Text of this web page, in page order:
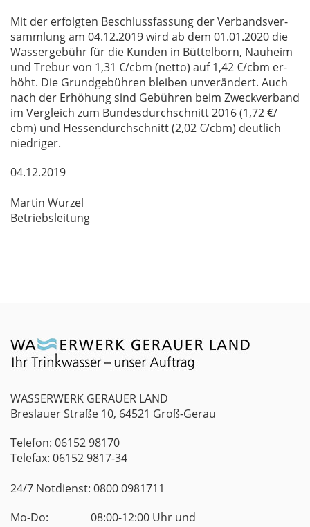
Mit der er­folg­ten Be­schluss­fas­sung der Ver­bands­ver­
samm­lung am 04.12.2019 wird ab dem 01.01.2020 die
Was­ser­ge­bühr für die Kun­den in Büt­tel­born, Nau­heim
und Tre­bur von 1,31 €/​cbm (net­to) auf 1,42 €/​cbm er­
höht. Die Grund­ge­büh­ren blei­ben un­ver­än­dert. Auch
nach der Er­hö­hung sind Ge­büh­ren beim Zweck­ver­band
im Ver­gleich zum Bun­des­durch­schnitt 2016 (1,72 €/​
cbm) und Hes­sen­durch­schnitt (2,02 €/​cbm) deut­lich
nied­ri­ger.
04.12.2019
Mar­tin Wur­zel
Be­triebs­lei­tung
WASSERWERK GERAUER LAND
Breslauer Straße 10, 64521 Groß-Gerau
Telefon: 06152 98170
Telefax: 06152 9817-34
24/7 Notdienst: 0800 0981711
Mo-Do:
08:00-12:00 Uhr und